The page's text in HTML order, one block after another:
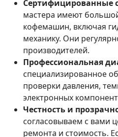
Сертифицированные
мастера имеют
кофемашин, включая
механику. Они
производителей.
Профессиональная
специализированное
проверки давления,
электронных
Честность и
согласовываем с вами
ремонта и стоимость.